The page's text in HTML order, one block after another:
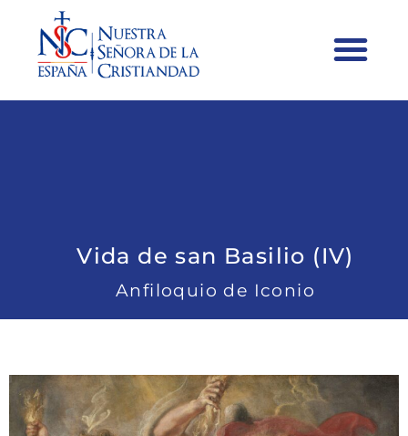
Vida de san Basilio (IV)
Anfiloquio de Iconio